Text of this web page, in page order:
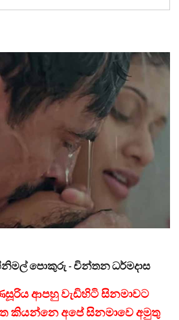
පොකුරු - චින්තන ධර්මදාස
ආපහු වැඩිහිටි සිනමාවට
කියන්නෙ අපේ සිනමාවෙ අමුතු